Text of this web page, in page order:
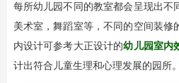
每所幼儿园不同的教室都会呈现出不
美术室，舞蹈室等，不同的空间装修
内设计可参考大正设计的幼儿园室内
计出符合儿童生理和心理发展的园所。